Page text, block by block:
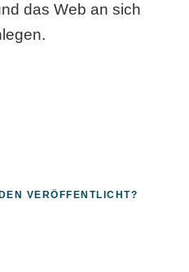
das Web an sich
VERÖFFENTLICHT?